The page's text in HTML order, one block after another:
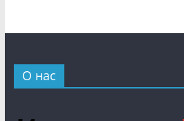
О нас